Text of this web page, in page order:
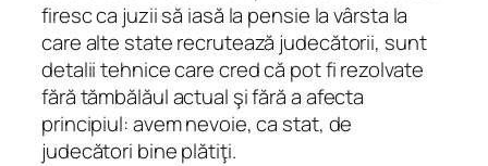
firesc ca juzii să iasă la pensie la vârsta la
care alte state recrutează judecătorii, sunt
detalii tehnice care cred că pot fi rezolvate
fără tămbălăul actual şi fără a afecta
principiul: avem nevoie, ca stat, de
judecători bine plătiţi.